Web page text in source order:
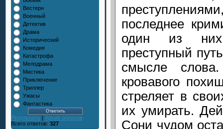
Вестерн
Военный
Детектив
Драма
Исторический
Комедия
Катастрофа
Мелодрама
Мистика
Приключение
Триллер
Ужасы
Фантастика
Результаты | Архив опросов
Всего ответов: 327
последнее
один из них
преступный
смысле
кровавого
стреляет в
их умирать.
Сони чудом